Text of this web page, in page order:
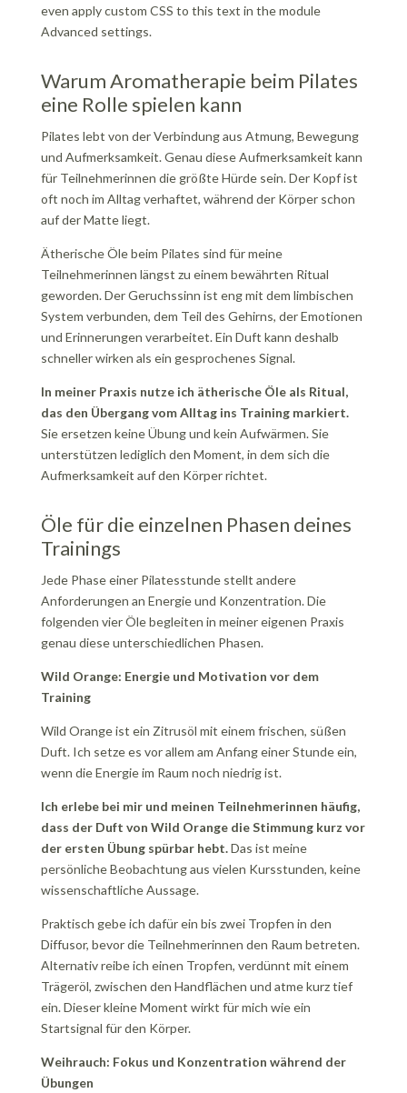
even apply custom CSS to this text in the module
Advanced settings.
Warum Aromatherapie beim Pilates
eine Rolle spielen kann
Pilates lebt von der Verbindung aus Atmung, Bewegung
und Aufmerksamkeit. Genau diese Aufmerksamkeit kann
für Teilnehmerinnen die größte Hürde sein. Der Kopf ist
oft noch im Alltag verhaftet, während der Körper schon
auf der Matte liegt.
Ätherische Öle beim Pilates sind für meine
Teilnehmerinnen längst zu einem bewährten Ritual
geworden. Der Geruchssinn ist eng mit dem limbischen
System verbunden, dem Teil des Gehirns, der Emotionen
und Erinnerungen verarbeitet. Ein Duft kann deshalb
schneller wirken als ein gesprochenes Signal.
In meiner Praxis nutze ich ätherische Öle als Ritual,
das den Übergang vom Alltag ins Training markiert.
Sie ersetzen keine Übung und kein Aufwärmen. Sie
unterstützen lediglich den Moment, in dem sich die
Aufmerksamkeit auf den Körper richtet.
Öle für die einzelnen Phasen deines
Trainings
Jede Phase einer Pilatesstunde stellt andere
Anforderungen an Energie und Konzentration. Die
folgenden vier Öle begleiten in meiner eigenen Praxis
genau diese unterschiedlichen Phasen.
Wild Orange: Energie und Motivation vor dem
Training
Wild Orange ist ein Zitrusöl mit einem frischen, süßen
Duft. Ich setze es vor allem am Anfang einer Stunde ein,
wenn die Energie im Raum noch niedrig ist.
Ich erlebe bei mir und meinen Teilnehmerinnen häufig,
dass der Duft von Wild Orange die Stimmung kurz vor
der ersten Übung spürbar hebt.Das ist meine
persönliche Beobachtung aus vielen Kursstunden, keine
wissenschaftliche Aussage.
Praktisch gebe ich dafür ein bis zwei Tropfen in den
Diffusor, bevor die Teilnehmerinnen den Raum betreten.
Alternativ reibe ich einen Tropfen, verdünnt mit einem
Trägeröl, zwischen den Handflächen und atme kurz tief
ein. Dieser kleine Moment wirkt für mich wie ein
Startsignal für den Körper.
Weihrauch: Fokus und Konzentration während der
Übungen